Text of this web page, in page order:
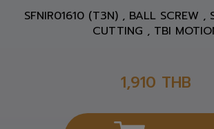
SFNIR01610 (T3N) , BALL SCREW ,
CUTTING , TBI
1,910 THB